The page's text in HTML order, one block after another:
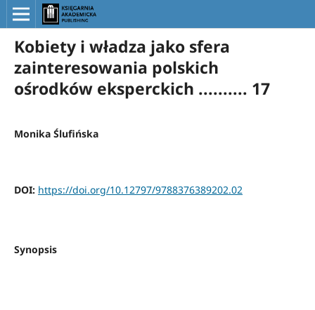
Kobiety i władza jako sfera
zainteresowania polskich
ośrodków eksperckich .......... 17
Monika Ślufińska
DOI: https://doi.org/10.12797/9788376389202.02
Synopsis